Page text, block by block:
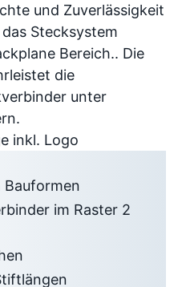
und Zuverlässigkeit
Stecksystem
Bereich.. Die
die
unter
Bauformen
im Raster 2